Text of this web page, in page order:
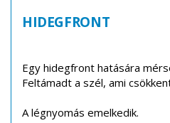
HIDEGFRONT
Egy hidegfront hatására
Feltámadt a szél, ami
A légnyomás emelkedik.